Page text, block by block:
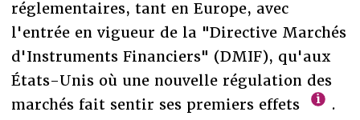
réglementaires, tant en Europe, avec
l'entrée en vigueur de la "Directive Marchés
d'Instruments Financiers" (DMIF), qu'aux
États-Unis où une nouvelle régulation des
marchés fait sentir ses premiers effets
.